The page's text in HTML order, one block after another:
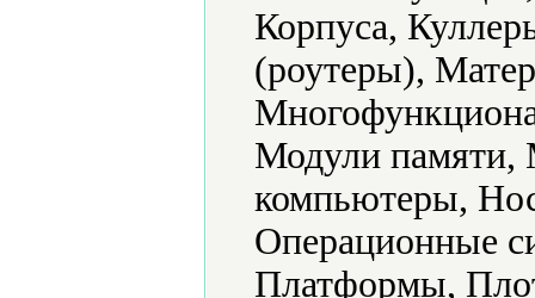
Корпуса,
(роутеры),
Модули памяти,
компьютеры,
Операционные
Платформы,